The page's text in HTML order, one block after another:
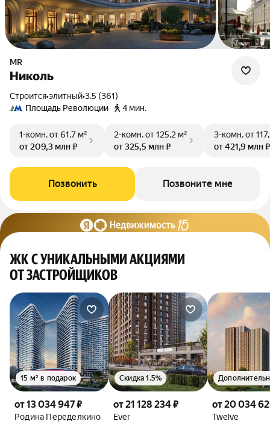
MR
Николь
Строится•элитный•3.5 (361)
Площадь Революции
4 мин.
1-комн.от 61,7 м²
от 209,3 млн ₽
2-комн.от 125,2 м²
от 325,5 млн ₽
3-комн.от
от 421,9 млн ₽
Позвонить Позвоните мне
ЖК С УНИКАЛЬНЫМИ АКЦИЯМИ
ОТ ЗАСТРОЙЩИКОВ
от 13 034 947 ₽
Родина Переделкино
15 м² в подарок
от 21 128 234 ₽
Ever
Скидка 1.5%
от 20 034
Twelve